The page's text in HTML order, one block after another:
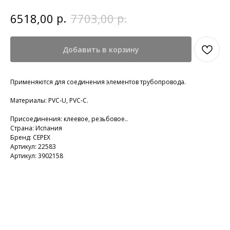
6518,00 р. 7703,00 р.
Добавить в корзину
Применяются для соединения элементов трубопровода.
Материалы: PVC-U, PVC-C.
Присоединения: клеевое, резьбовое..
Страна: Испания
Бренд: CEPEX
Артикул: 22583
Артикул: 3902158